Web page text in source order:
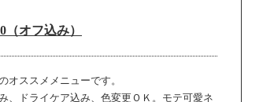
オフ込み）
オススメメニューです。
、ドライケア込み、色変更ＯＫ。モテ可愛ネ